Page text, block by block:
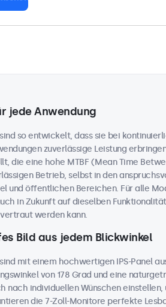
jede Anwendung
so entwickelt, dass sie bei
zuverlässige Leistung
die eine hohe MTBF (Mean Time
Betrieb, selbst in den
und öffentlichen Bereichen. Für alle
in Zukunft auf dieselben
werden kann.
Bild aus jedem Blickwinkel
mit einem hochwertigen IPS-Panel
von 178 Grad und eine
nach individuellen Wünschen
die 7-Zoll-Monitore perfekte